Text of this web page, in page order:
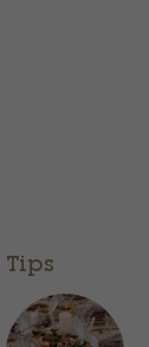
Tips